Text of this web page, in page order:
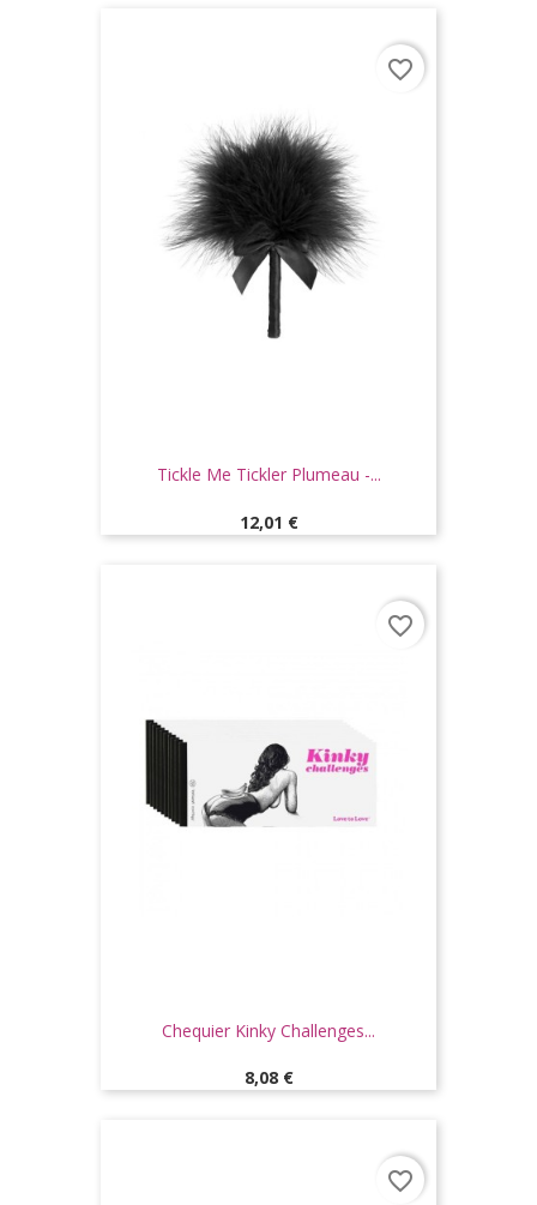
Tickle Me Tickler Plumeau -...
Prix
12,01 €
favorite_border
Chequier Kinky Challenges...
Prix
8,08 €
favorite_border
favorite_border